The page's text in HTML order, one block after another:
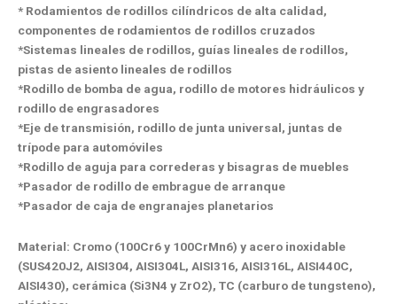
* Rodamientos de rodillos cilíndricos de alta calidad,
componentes de rodamientos de rodillos cruzados
*Sistemas lineales de rodillos, guías lineales de rodillos,
pistas de asiento lineales de rodillos
*Rodillo de bomba de agua, rodillo de motores hidráulicos y
rodillo de engrasadores
*Eje de transmisión, rodillo de junta universal, juntas de
trípode para automóviles
*Rodillo de aguja para correderas y bisagras de muebles
*Pasador de rodillo de embrague de arranque
*Pasador de caja de engranajes planetarios
Material: Cromo (100Cr6 y 100CrMn6) y acero inoxidable
(SUS420J2, AISI304, AISI304L, AISI316, AISI316L, AISI440C,
AISI430), cerámica (Si3N4 y ZrO2), TC (carburo de tungsteno),